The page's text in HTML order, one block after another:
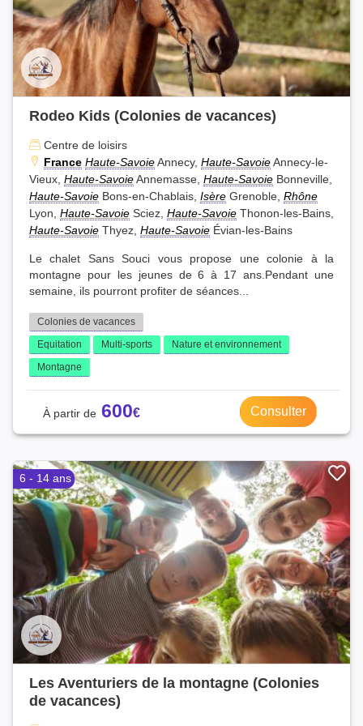
Saint-Georges-de-Commiers(5)
Saint-Ismier(3)
Saint-Jean-de-Moirans(1)
Saint-Marcellin(4)
Saint-Martin-d'Hères(10)
Saint-Martin-d'Uriage(2)
Saint-Martin-le-Vinoux(9)
Saint-Maurice-l'Exil(1)
Saint-Siméon-de-Bressieux(2)
Saint-Étienne-de-Crossey(1)
Saint-Étienne-de-Saint-Geoirs(1)
Salaise-sur-Sanne(4)
Sassenage(1)
Seyssinet-Pariset(11)
Seyssins(10)
Tullins(1)
Varces-Allières-et-Risset(5)
Vaulnaveys-le-Haut(3)
Vienne(1)
Vif(3)
Villages du Lac de Paladru(3)
Villard-Bonnot(3)
Villard-de-Lans(5)
Vinay(2) Vizille(5)
Voiron(3)
Échirolles(12)
Rodeo Kids (Colonies de vacances)
Centre de loisirs
France Haute-SavoieAnnecy, Haute-SavoieAnnecy-le-
Vieux, Haute-SavoieAnnemasse, Haute-Savoie Bonneville,
Haute-Savoie Bons-en-Chablais, Isère Grenoble, Rhône
Lyon, Haute-Savoie Sciez, Haute-Savoie Thonon-les-Bains,
Haute-Savoie Thyez, Haute-Savoie Évian-les-Bains
Le chalet Sans Souci vous propose une colonie à la
montagne pour les jeunes de 6 à 17 ans.Pendant une
semaine, ils pourront profiter de séances...
Colonies de vacances
Equitation
Multi-sports
Nature et environnement
Montagne
600 Consulter
6 - 14 ans
Les Aventuriers de la montagne (Colonies
de vacances)